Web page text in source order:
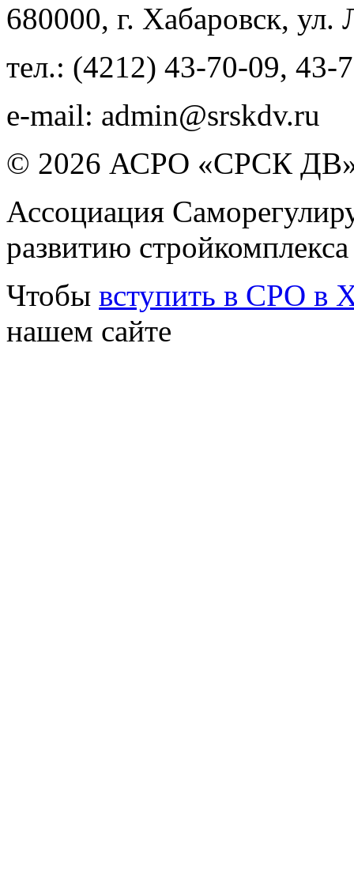
680000, г. Хабаровск, ул.
тел.: (4212) 43-70-09, 43-
e-mail: admin@srskdv.ru
© 2026 АСРО «СРСК
Ассоциация
развитию
Чтобы вступить в СРО в
нашем сайте